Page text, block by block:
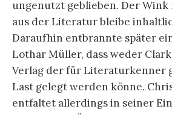
.
Der Erkenntnisgewinn durch
wäre dann, das ständig
Quellen vom Anderen, generell
stellen. Stattdessen bringt das
Attentats von Sarajewo in
Ereignishaftigkeit den Weltkrieg